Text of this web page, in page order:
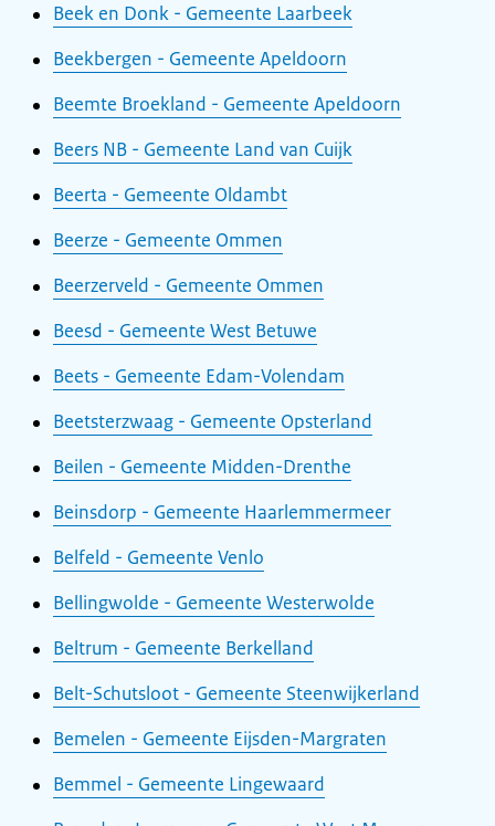
Beek en Donk - Gemeente Laarbeek
Beekbergen - Gemeente Apeldoorn
Beemte Broekland - Gemeente Apeldoorn
Beers NB - Gemeente Land van Cuijk
Beerta - Gemeente Oldambt
Beerze - Gemeente Ommen
Beerzerveld - Gemeente Ommen
Beesd - Gemeente West Betuwe
Beets - Gemeente Edam-Volendam
Beetsterzwaag - Gemeente Opsterland
Beilen - Gemeente Midden-Drenthe
Beinsdorp - Gemeente Haarlemmermeer
Belfeld - Gemeente Venlo
Bellingwolde - Gemeente Westerwolde
Beltrum - Gemeente Berkelland
Belt-Schutsloot - Gemeente Steenwijkerland
Bemelen - Gemeente Eijsden-Margraten
Bemmel - Gemeente Lingewaard